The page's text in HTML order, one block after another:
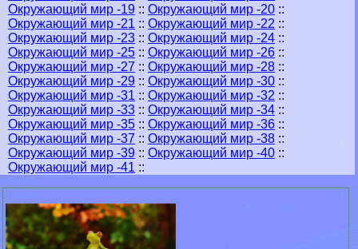
Окружающий мир -19 :: Окружающий мир -20 ::
Окружающий мир -21 :: Окружающий мир -22 ::
Окружающий мир -23 :: Окружающий мир -24 ::
Окружающий мир -25 :: Окружающий мир -26 ::
Окружающий мир -27 :: Окружающий мир -28 ::
Окружающий мир -29 :: Окружающий мир -30 ::
Окружающий мир -31 :: Окружающий мир -32 ::
Окружающий мир -33 :: Окружающий мир -34 ::
Окружающий мир -35 :: Окружающий мир -36 ::
Окружающий мир -37 :: Окружающий мир -38 ::
Окружающий мир -39 :: Окружающий мир -40 ::
Окружающий мир -41 ::